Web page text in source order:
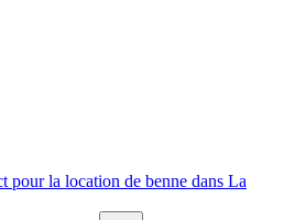
pour la location de benne dans La